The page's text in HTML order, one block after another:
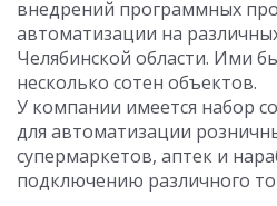
внедрений программных
автоматизации на
Челябинской области. Ими
несколько сотен объектов.
У компании имеется набор
для автоматизации
супермаркетов, аптек и
подключению различного